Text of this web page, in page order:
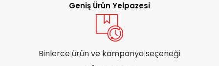
Geniş Ürün Yelpazesi
Binlerce ürün ve kampanya seçeneği